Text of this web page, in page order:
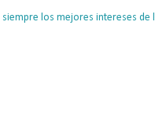
los mejores intereses de